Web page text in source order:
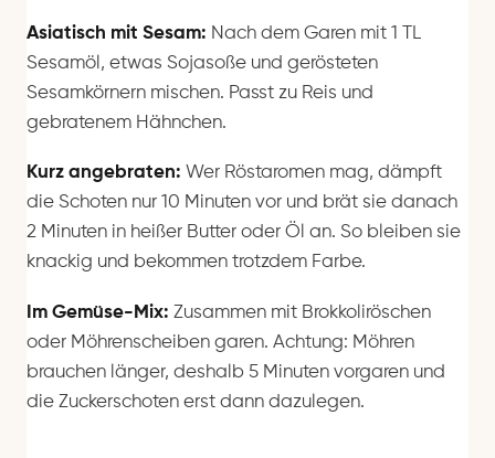
Asiatisch mit Sesam: Nach dem Garen mit 1 TL
Sesamöl, etwas Sojasoße und gerösteten
Sesamkörnern mischen. Passt zu Reis und
gebratenem Hähnchen.
Kurz angebraten: Wer Röstaromen mag, dämpft
die Schoten nur 10 Minuten vor und brät sie danach
2 Minuten in heißer Butter oder Öl an. So bleiben sie
knackig und bekommen trotzdem Farbe.
Im Gemüse-Mix: Zusammen mit Brokkoliröschen
oder Möhrenscheiben garen. Achtung: Möhren
brauchen länger, deshalb 5 Minuten vorgaren und
die Zuckerschoten erst dann dazulegen.